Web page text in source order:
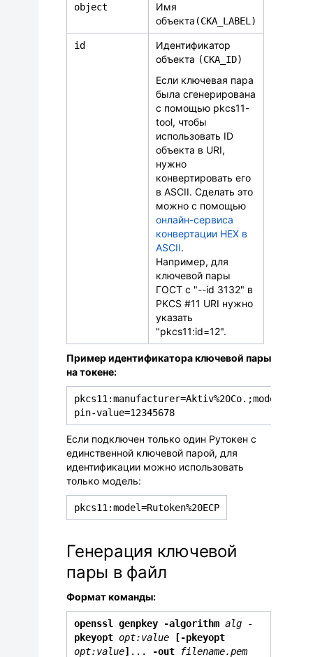
object
Имя
объекта (CKA_LABEL)
id
Идентификатор
объекта (CKA_ID)
Если ключевая пара
была сгенерирована
с помощью pkcs11-
tool, чтобы
использовать ID
объекта в URI,
нужно
конвертировать его
в ASCII. Сделать это
можно с помощью
онлайн-сервиса
конвертации HEX в
ASCII.
Например, для
ключевой пары
ГОСТ с "--id 3132" в
PKCS #11 URI нужно
указать
"pkcs11:id=12".
Пример идентификатора ключевой пары
на токене:
pin-value=12345678
Если подключен только один Рутокен с
единственной ключевой парой, для
идентификации можно использовать
только модель:
pkcs11:model=Rutoken%20ECP
Генерация ключевой
пары в файл
Формат команды:
openssl genpkey -algorithm alg
-
pkeyopt opt:value [-pkeyopt
opt:value] ... -out filename.pem